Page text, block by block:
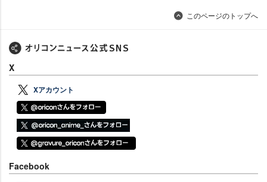
このページのトップへ
X
Xアカウント
Facebook